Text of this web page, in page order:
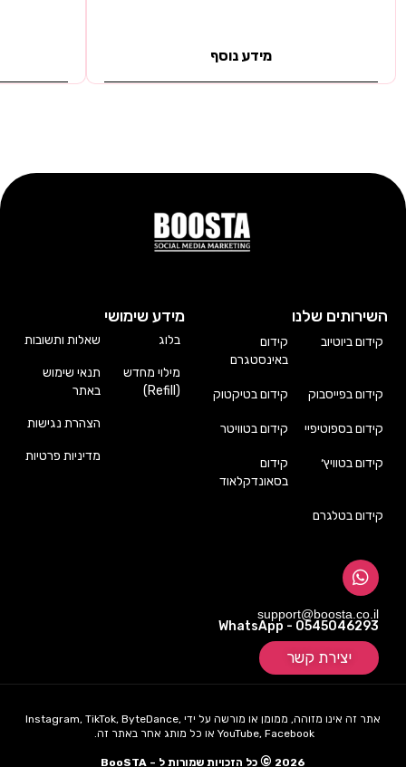
מידע נוסף
השירותים שלנו
קידום ביוטיוב
קידום
באינסטגרם
קידום בפייסבוק קידום בטיקטוק
קידום בספוטיפיי קידום בטוויטר
קידום בטוויץ׳
קידום
בסאונדקלאוד
קידום בטלגרם
מידע שימושי
בלוג
מילוי מחדש
(Refill)
שאלות ותשובות
תנאי שימוש
באתר
הצהרת נגישות
מדיניות פרטיות
support@boosta.co.il
WhatsApp - 0545046293
יצירת קשר
אתר זה אינו מזוהה, ממומן או מורשה על ידי Instagram, TikTok, ByteDance,
YouTube, Facebook או כל מותג אחר באתר זה.
2026
© כל הזכויות שמורות ל – BooSTA